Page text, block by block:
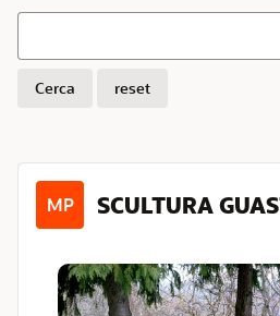
Cerca reset
MP SCULTURA